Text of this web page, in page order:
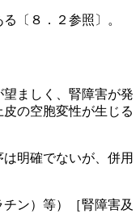
ましく、腎障害が発
の空胞変性が生じる
明確でないが、併用
ン）等）［腎障害及
〔８．２参照〕。